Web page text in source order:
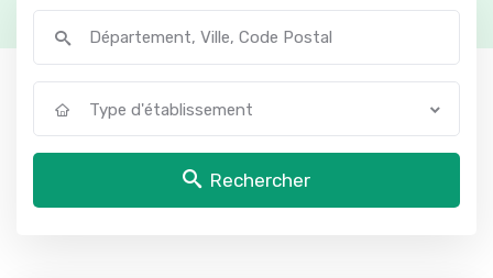
Type d'établissement
Rechercher